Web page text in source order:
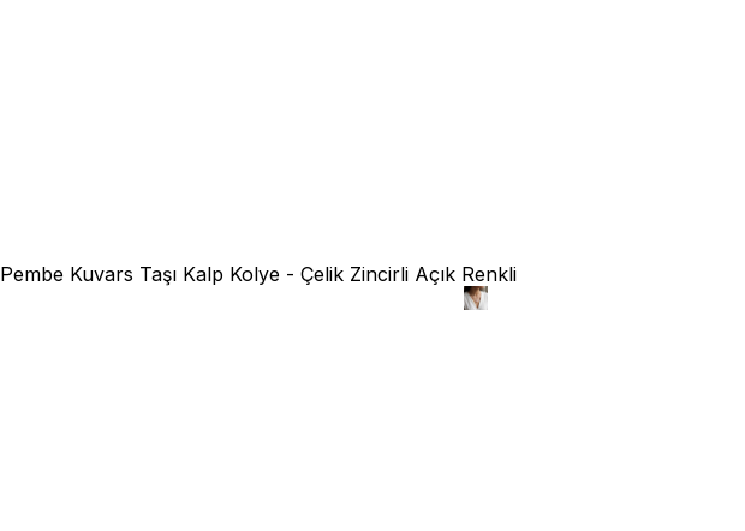
Pembe Kuvars Taşı Kalp Kolye - Çelik Zincirli Açık Renkli